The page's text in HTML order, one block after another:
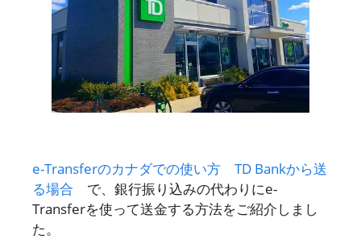
e-Transferのカナダでの使い方 TD Bankから送
る場合 で、銀行振り込みの代わりにe-
Transferを使って送金する方法をご紹介しまし
た。